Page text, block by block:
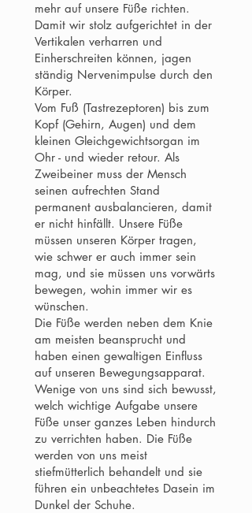
mehr auf unsere Füße richten.
Damit wir stolz aufgerichtet in der
Vertikalen verharren und
Einherschreiten können, jagen
ständig Nervenimpulse durch den
Körper.
Vom Fuß (Tastrezeptoren) bis zum
Kopf (Gehirn, Augen) und dem
kleinen Gleichgewichtsorgan im
Ohr - und wieder retour. Als
Zweibeiner muss der Mensch
seinen aufrechten Stand
permanent ausbalancieren, damit
er nicht hinfällt. Unsere Füße
müssen unseren Körper tragen,
wie schwer er auch immer sein
mag, und sie müssen uns vorwärts
bewegen, wohin immer wir es
wünschen.
Die Füße werden neben dem Knie
am meisten beansprucht und
haben einen gewaltigen Einfluss
auf unseren Bewegungsapparat.
Wenige von uns sind sich bewusst,
welch wichtige Aufgabe unsere
Füße unser ganzes Leben hindurch
zu verrichten haben. Die Füße
werden von uns meist
stiefmütterlich behandelt und sie
führen ein unbeachtetes Dasein im
Dunkel der Schuhe.